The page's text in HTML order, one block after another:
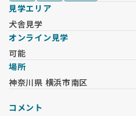
見学エリア
犬舎見学
オンライン見学
可能
場所
神奈川県 横浜市南区
コメント